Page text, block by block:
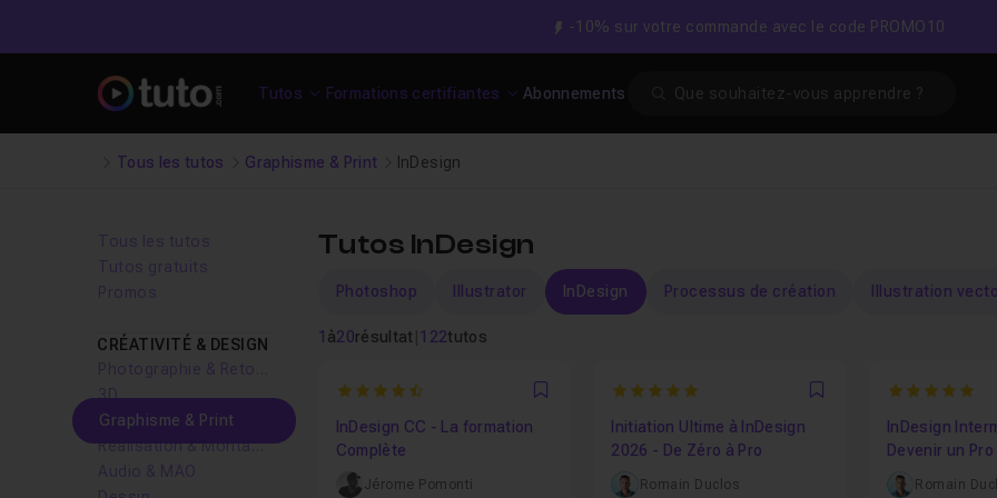
-10% sur votre commande avec le code PROMO10
Tutos Formations certifiantes Abonnements
Tous les tutos Graphisme & Print InDesign
Tous les tutos
Tutos gratuits
Promos
CRÉATIVITÉ & DESIGN
3D
Graphisme & Print
Réalisation & Montage vidéo
Audio & MAO
Tutos InDesign
Photoshop Illustrator InDesign Processus de création Illustration
1 à20résultat 122tutos
4.6153846153846 Favori
InDesign CC - La formation
Complète
Jérome Pomonti
5 Favori
Initiation Ultime à InDesign
2026 - De Zéro à Pro
Romain Duclos
5
InDesign
Devenir un
page
Romain